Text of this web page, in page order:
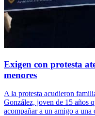
Exigen con protesta
menores
A la protesta acudieron
González, joven de 15 años
acompañar a un amigo a una